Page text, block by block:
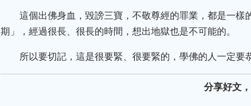
這個出佛身血，毀謗三寶，不敬尊經的罪業，都是一
期」，經過很長、很長的時間，想出地獄也是不可能的。
所以要切記，這是很要緊、很要緊的，學佛的人一定要
分享好文